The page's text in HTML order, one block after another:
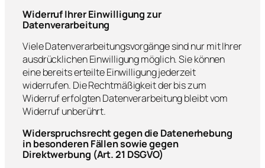
Widerruf Ihrer Einwilligung zur
Datenverarbeitung
Viele Datenverarbeitungsvorgänge sind nur mit Ihrer
ausdrücklichen Einwilligung möglich. Sie können
eine bereits erteilte Einwilligung jederzeit
widerrufen. Die Rechtmäßigkeit der bis zum
Widerruf erfolgten Datenverarbeitung bleibt vom
Widerruf unberührt.
Widerspruchsrecht gegen die Datenerhebung
in besonderen Fällen sowie gegen
Direktwerbung (Art. 21 DSGVO)